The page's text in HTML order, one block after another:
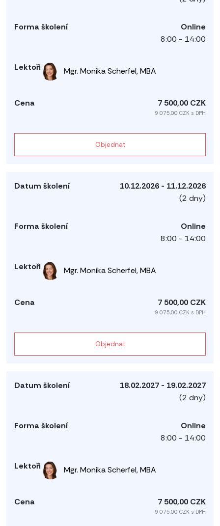
Online
8:00 - 14:00
Mgr. Monika Scherfel, MBA
7 500,00 CZK
9 075,00 CZK s DPH
Objednat
10.12.2026 - 11.12.2026
(2 dny)
Online
8:00 - 14:00
Mgr. Monika Scherfel, MBA
7 500,00 CZK
9 075,00 CZK s DPH
Objednat
18.02.2027 - 19.02.2027
(2 dny)
Online
8:00 - 14:00
Mgr. Monika Scherfel, MBA
7 500,00 CZK
9 075,00 CZK s DPH